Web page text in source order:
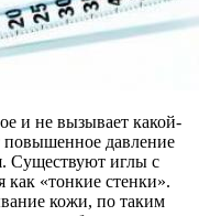
и не вызывает какой-
повышенное давление
Существуют иглы с
как «тонкие стенки».
кожи, по таким